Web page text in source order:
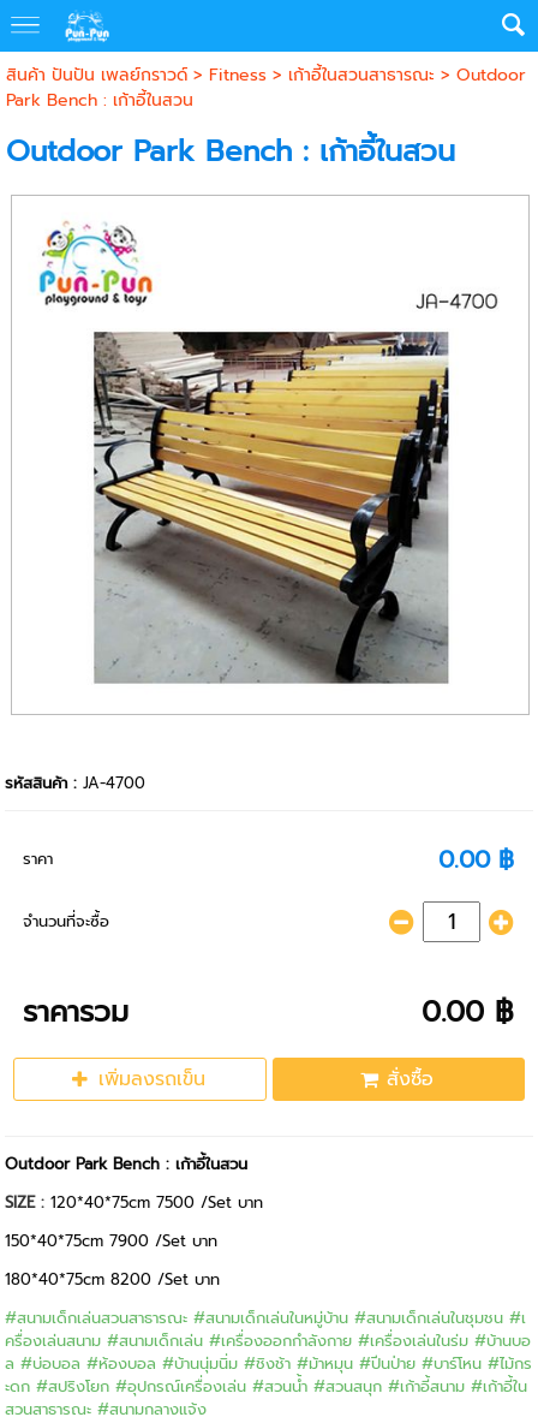
สินค้า ปันปัน เพลย์กราวด์> Fitness> เก้าอี้ในสวนสาธารณะ > Outdoor
Park Bench : เก้าอี้ในสวน
Outdoor Park Bench : เก้าอี้ในสวน
รหัสสินค้า :JA-4700
ราคา 0.00 ฿
จำนวนที่จะซื้อ
ราคารวม 0.00 ฿
เพิ่มลงรถเข็น สั่งซื้อ
Outdoor Park Bench : เก้าอี้ในสวน
SIZE :120*40*75cm 7500 /Set บาท
150*40*75cm 7900 /Set บาท
180*40*75cm 8200 /Set บาท
#สนามเด็กเล่นสวนสาธารณะ #สนามเด็กเล่นในหมู่บ้าน #สนามเด็กเล่นในชุมชน #เ
ครื่องเล่นสนาม #สนามเด็กเล่น #เครื่องออกกำลังกาย #เครื่องเล่นในร่ม #บ้านบอ
ล #บ่อบอล #ห้องบอล #บ้านนุ่มนิ่ม #ชิงช้า #ม้าหมุน #ปีนป่าย #บาร์โหน #ไม้กร
ะดก #สปริงโยก #อุปกรณ์เครื่องเล่น #สวนน้ำ #สวนสนุก #เก้าอี้สนาม #เก้าอี้ใน
สวนสาธารณะ #สนามกลางแจ้ง